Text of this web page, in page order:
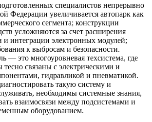
специалистов непрерывно
Федерации увеличивается автопарк как
сегмента; конструкции
усложняются за счет расширения
и интеграции электронных модулей;
к выбросам и безопасности.
— это многоуровневая техсистема, где
тесно связаны с электрическими и
гидравликой и пневматикой.
такую систему и
необходимы системные знания,
взаимосвязи между подсистемами и
оборудованием.